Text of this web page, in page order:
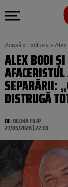
Acasă » Exclusiv » Alex
ALEX BODI
SEPARĂRII:
DISTRUGĂ
DE:DELINA FILIP
27/05/2026 | 22:00